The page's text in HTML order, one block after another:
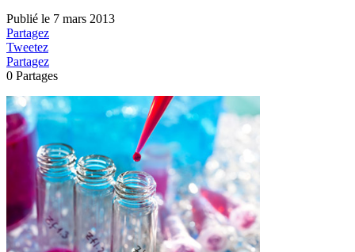
Publié le 7 mars 2013
Partagez
Tweetez
Partagez
0 Partages